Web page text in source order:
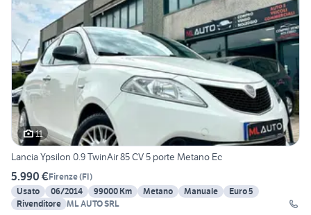
11
Lancia Ypsilon 0.9 TwinAir 85 CV 5 porte Metano Ec
5.990 €Firenze(FI)
Usato
06/2014 99000 Km Metano Manuale
Euro 5
Rivenditore ML AUTO SRL